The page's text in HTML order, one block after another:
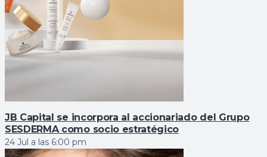
JB Capital se incorpora al accionariado del Grupo
SESDERMA como socio estratégico
24 Jul a las 6:00 pm